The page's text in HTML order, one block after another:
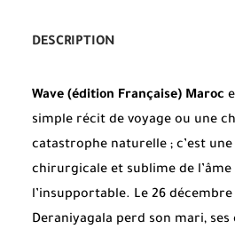
DESCRIPTION
Wave (édition Française) Maroc
simple récit de voyage ou une
catastrophe naturelle ; c’est
chirurgicale et sublime de l’âme
l’insupportable. Le 26 décembre
Deraniyagala perd son mari, ses